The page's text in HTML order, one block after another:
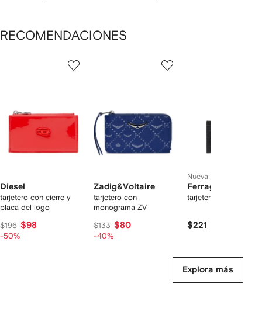
RECOMENDACIONES
Diesel
tarjetero con cierre y
placa del logo
$196 $98
-50%
Zadig&Voltaire
tarjetero con
monograma ZV
$133 $80
-40%
Nueva temporada
Ferragamo
tarjetero Gancini
$221
Explora más